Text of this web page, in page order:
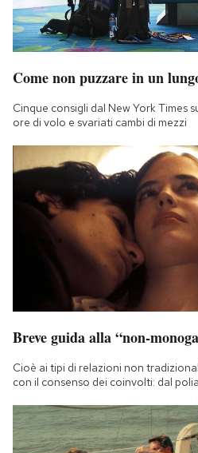
Come non puzzare in un
Cinque consigli dal New York Times
ore di volo e svariati cambi di mezzi
Breve guida alla “non-
Cioè ai tipi di relazioni non
con il consenso dei coinvolti: dal